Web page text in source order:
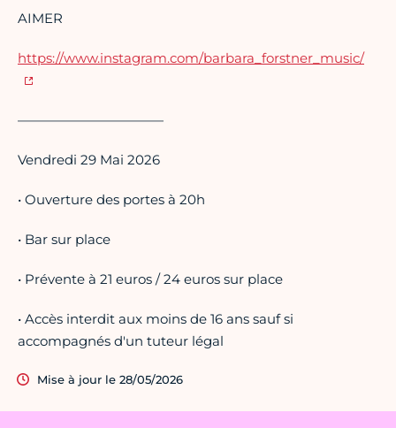
AIMER
https://www.instagram.com/barbara_forstner_music/
———————————
Vendredi 29 Mai 2026
• Ouverture des portes à 20h
• Bar sur place
• Prévente à 21 euros / 24 euros sur place
• Accès interdit aux moins de 16 ans sauf si
accompagnés d'un tuteur légal
Mise à jour le 28/05/2026